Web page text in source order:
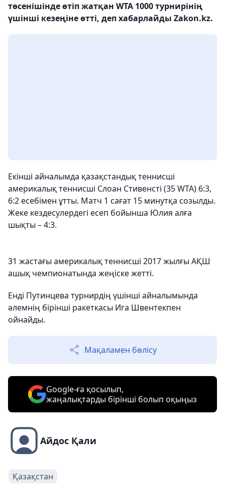
төсенішінде өтіп жатқан WTA 1000 турнирінің
үшінші кезеңіне өтті, деп хабарлайды Zakon.kz.
Екінші айналымда қазақстандық теннисші
америкалық теннисші Слоан Стивенсті (35 WTA) 6:3,
6:2 есебімен ұтты. Матч 1 сағат 15 минутқа созылды.
Жеке кездесулердегі есеп бойынша Юлия алға
шықты – 4:3.
31 жастағы америкалық теннисші 2017 жылғы АҚШ
ашық чемпионатында жеңіске жетті.
Енді Путинцева турнирдің үшінші айналымында
әлемнің бірінші ракеткасы Ига Швентекпен
ойнайды.
Мақаламен бөлісу
Google-ға қосылып,
жаңалықтарды бірінші болып оқыңыз
Айдос Қали
Қазақстан